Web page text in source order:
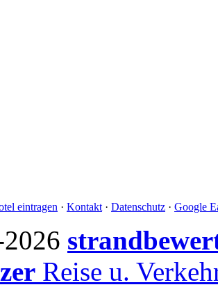
eintragen · Kontakt · Datenschutz · Google
Reise u.